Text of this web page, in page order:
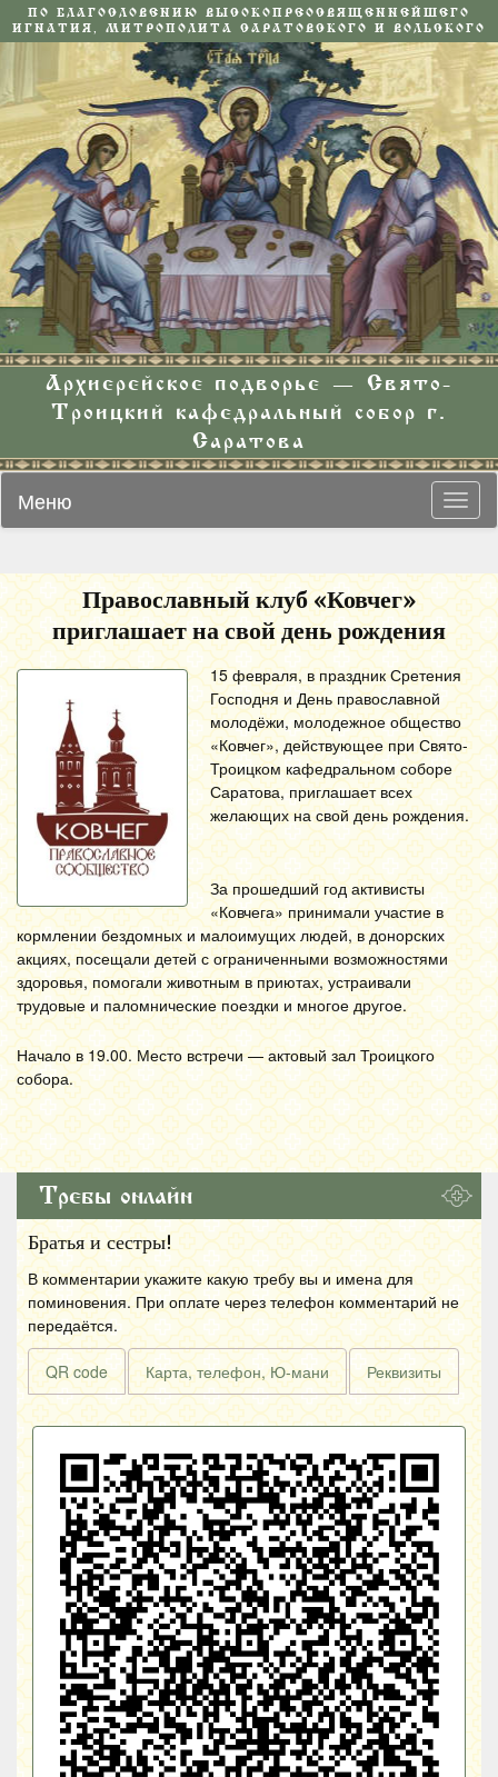
ПО БЛАГОСЛОВЕНИЮ ВЫСОКОПРЕОСВЯЩЕННЕЙШЕГО
ИГНАТИЯ, МИТРОПОЛИТА САРАТОВСКОГО И ВОЛЬСКОГО
Архиерейское подворье — Свято-
Троицкий кафедральный собор г.
Саратова
Меню
Православный клуб «Ковчег»
приглашает на свой день рождения
15 февраля, в праздник Сретения
Господня и День православной
молодёжи, молодежное общество
«Ковчег», действующее при Свято-
Троицком кафедральном соборе
Саратова, приглашает всех
желающих на свой день рождения.
За прошедший год активисты
«Ковчега» принимали участие в
кормлении бездомных и малоимущих людей, в донорских
акциях, посещали детей с ограниченными возможностями
здоровья, помогали животным в приютах, устраивали
трудовые и паломнические поездки и многое другое.
Начало в 19.00. Место встречи — актовый зал Троицкого
собора.
Требы онлайн
Братья и сестры!
В комментарии укажите какую требу вы и имена для
поминовения. При оплате через телефон комментарий не
передаётся.
QR code Карта, телефон, Ю-мани Реквизиты